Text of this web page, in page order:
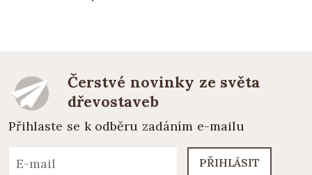
Čerstvé novinky ze světa
dřevostaveb
Přihlaste se k odběru zadáním e-mailu
PŘIHLÁSIT